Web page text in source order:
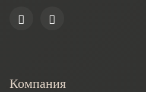
Компания